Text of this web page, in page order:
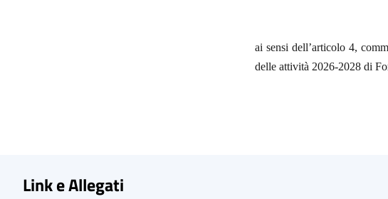
ai sensi dell’articolo 4,
delle attività 2026-2028 di
Link e Allegati